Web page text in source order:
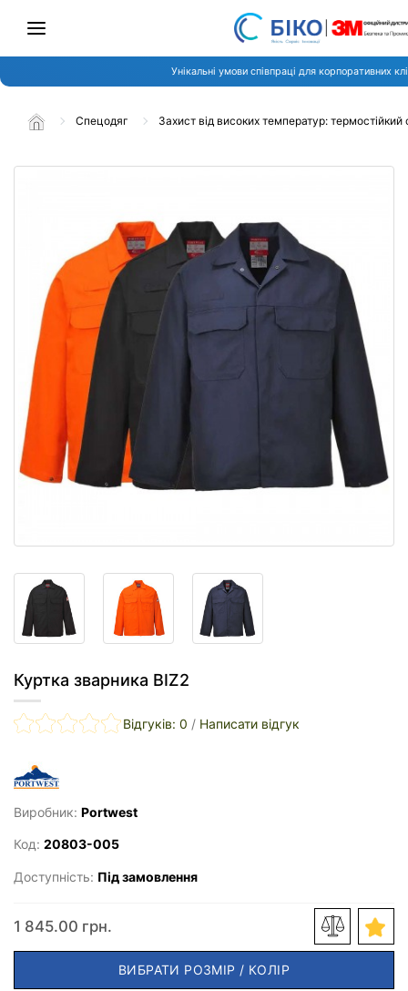
Унікальні умови співпраці для корпоративних
Спецодяг Захист від високих температур: термостійкий
Куртка зварника BIZ2
Відгуків: 0 / Написати відгук
Виробник: Portwest
Код: 20803-005
Доступність: Під замовлення
1 845.00 грн.
ВИБРАТИ РОЗМІР / КОЛІР